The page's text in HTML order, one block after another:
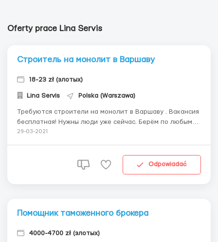
Oferty prace Lina Servis
Строитель на монолит в Варшаву
18-23 zł (злотых)
Lina Servis Polska (Warszawa)
Требуются строители на монолит в Варшаву . Вакансия
бесплатная! Нужны люди уже сейчас. Берём по любым
документам! Ставка: 18-23 zł./час. График работы: 7:00-
желательно уметь читать чертежи. Р...
29-03-2021
Odpowiadać
Помощник таможенного брокера
4000-4700 zł (злотых)